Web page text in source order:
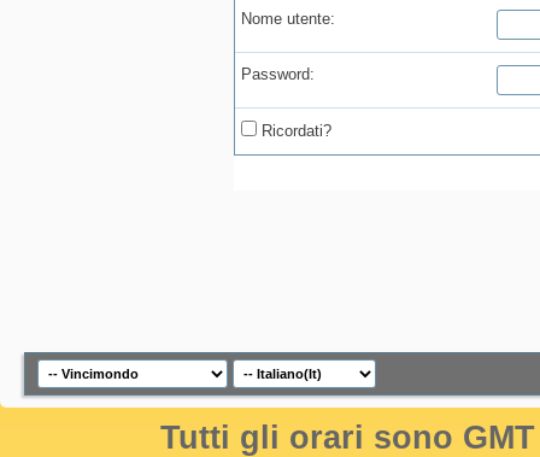
Nome utente:
Password:
Ricordati?
Tutti gli orari sono